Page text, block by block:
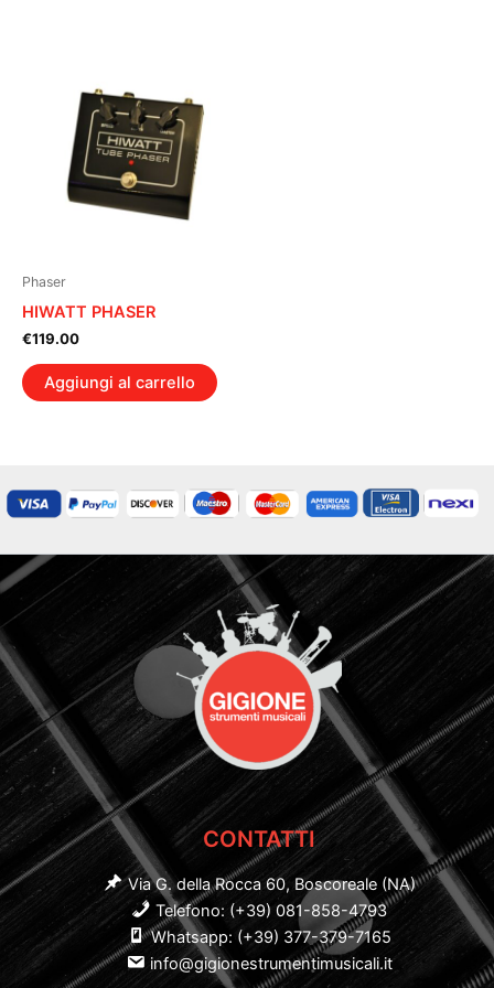
Phaser
HIWATT PHASER
€119.00
Aggiungi al carrello
CONTATTI
Via G. della Rocca 60, Boscoreale (NA)
Telefono: (+39) 081-858-4793
Whatsapp: (+39) 377-379-7165
info@gigionestrumentimusicali.it